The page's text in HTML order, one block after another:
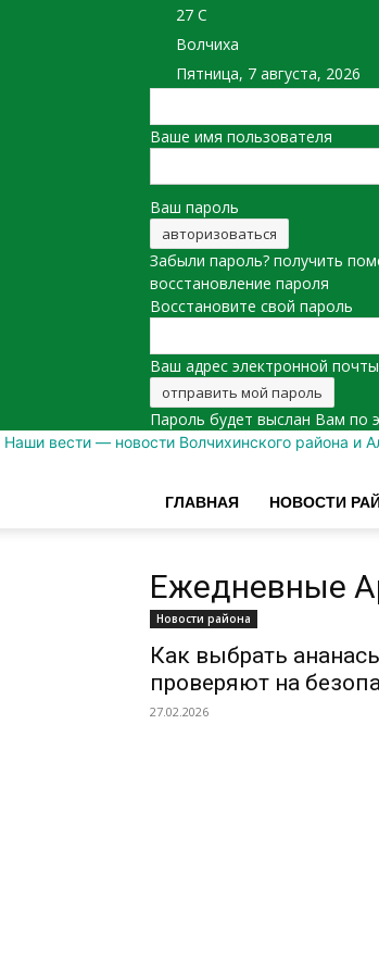
27 C
Волчиха
Пятница, 7 августа, 2026
Ваше имя пользователя
Ваш пароль
Забыли пароль? получить
восстановление пароля
Восстановите свой пароль
Ваш адрес электронной почты
Пароль будет выслан Вам по
Наши вести — новости Волчихинского района и
ГЛАВНАЯ НОВОСТИ
Ежедневные
Новости района
Как выбрать
проверяют на
27.02.2026